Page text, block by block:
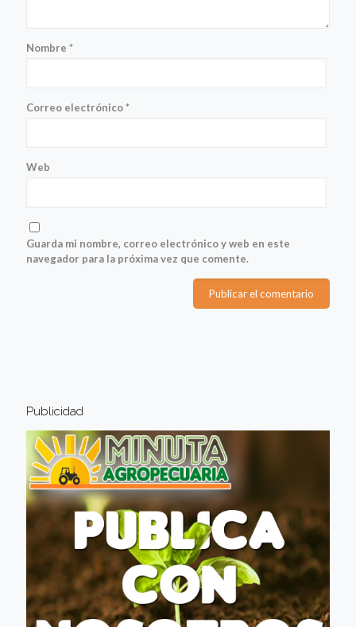
Nombre *
Correo electrónico*
Web
Guarda mi nombre, correo electrónico y web en este
navegador para la próxima vez que comente.
Publicidad